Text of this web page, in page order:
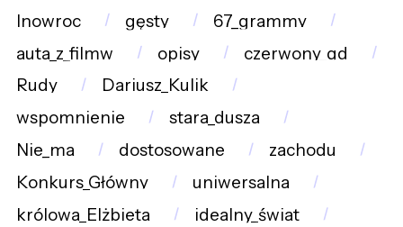
Inowroc
gęsty
67_grammy
auta_z_filmw
opisy
czerwony_gd
Rudy
Dariusz_Kulik
wspomnienie
stara_dusza
Nie_ma
dostosowane
zachodu
Konkurs_Główny
uniwersalna
królowa_Elżbieta
idealny_świat